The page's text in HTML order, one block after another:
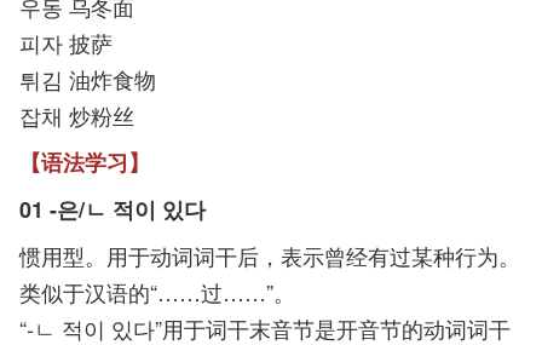
피자 披萨
튀김 油炸食物
잡채 炒粉丝
【语法学习】
01 -은/ㄴ 적이 있다
惯用型。用于动词词干后，表示曾经有过某种行为。
类似于汉语的“……过……”。
“-ㄴ 적이 있다”用于词干末音节是开音节的动词词干